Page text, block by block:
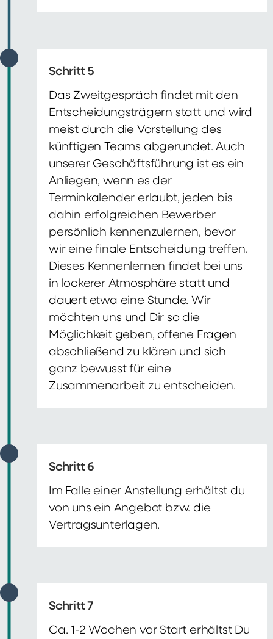
Schritt 5
Das Zweitgespräch findet mit den
Entscheidungsträgern statt und wird
meist durch die Vorstellung des
künftigen Teams abgerundet. Auch
unserer Geschäftsführung ist es ein
Anliegen, wenn es der
Terminkalender erlaubt, jeden bis
dahin erfolgreichen Bewerber
persönlich kennenzulernen, bevor
wir eine finale Entscheidung treffen.
Dieses Kennenlernen findet bei uns
in lockerer Atmosphäre statt und
dauert etwa eine Stunde. Wir
möchten uns und Dir so die
Möglichkeit geben, offene Fragen
abschließend zu klären und sich
ganz bewusst für eine
Zusammenarbeit zu entscheiden.
Schritt 6
Im Falle einer Anstellung erhältst du
von uns ein Angebot bzw. die
Vertragsunterlagen.
Schritt 7
Ca. 1-2 Wochen vor Start erhältst Du